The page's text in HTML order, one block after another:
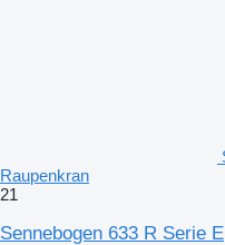
Raupenkran
21
Sennebogen 633 R Serie E